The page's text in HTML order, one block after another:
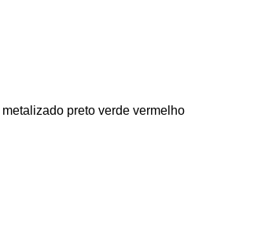
metalizado preto verde vermelho